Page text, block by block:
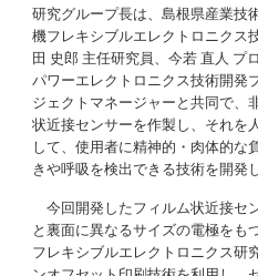
研究グループ長は、島根県産業技
機フレキシブルエレクトロニクス
田 史郎 主任研究員、今若 直人 プ
パワーエレクトロニクス技術開発
ジェクトマネージャーと共同で、
状近接センサーを作製し、それを
して、使用者に精神的・肉体的な
きや呼吸を検出できる技術を開発
今回開発したフィルム状近接セ
と裏面に異なるサイズの電極をも
フレキシブルエレクトロニクス研